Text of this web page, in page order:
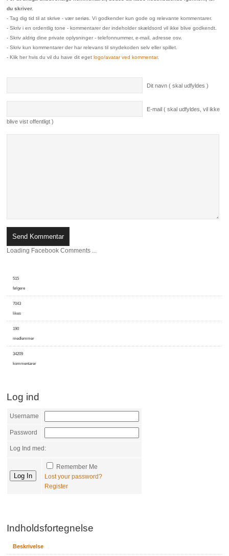
du skriver.
- Tag dig tid til at skrive - vær seriøs. Vi godkender kun gode og relevante kommentarer.
- Skriv i en ordentlig tone - kommentarer der indeholder skældsord vil ikke blive godkendt.
- Skriv aldrig dine private oplysninger - telefonnummer, e-mail, adresse osv.
- Skriv kun kommentarer der har relevans til snydekoden selv eller spillet.
- Klik her hvis du vil du have dit egetlogo/avatar ved kommentar.
Dit navn ( skal udfyldes )
E-mail ( skal udfyldes, vil ikke
blive vist offentligt )
Loading Facebook Comments ...
515
følgere
7043
likes
190
medlemmer
34209
kommentarer
Log ind
Username
Password
Log Ind med:
Remember Me
Lost your password?
Register
Indholdsfortegnelse
Beskrivelse